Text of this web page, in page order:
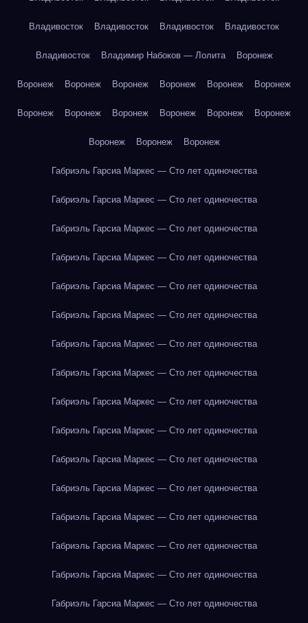
Владивосток Владивосток Владивосток Владивосток
Владивосток Владимир Набоков — Лолита Воронеж
Воронеж Воронеж Воронеж Воронеж Воронеж Воронеж
Воронеж Воронеж Воронеж Воронеж Воронеж Воронеж
Воронеж Воронеж Воронеж
Габриэль Гарсиа Маркес — Сто лет одиночества
Габриэль Гарсиа Маркес — Сто лет одиночества
Габриэль Гарсиа Маркес — Сто лет одиночества
Габриэль Гарсиа Маркес — Сто лет одиночества
Габриэль Гарсиа Маркес — Сто лет одиночества
Габриэль Гарсиа Маркес — Сто лет одиночества
Габриэль Гарсиа Маркес — Сто лет одиночества
Габриэль Гарсиа Маркес — Сто лет одиночества
Габриэль Гарсиа Маркес — Сто лет одиночества
Габриэль Гарсиа Маркес — Сто лет одиночества
Габриэль Гарсиа Маркес — Сто лет одиночества
Габриэль Гарсиа Маркес — Сто лет одиночества
Габриэль Гарсиа Маркес — Сто лет одиночества
Габриэль Гарсиа Маркес — Сто лет одиночества
Габриэль Гарсиа Маркес — Сто лет одиночества
Габриэль Гарсиа Маркес — Сто лет одиночества